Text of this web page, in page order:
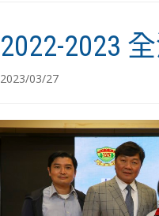
2022-2023
2023/03/27